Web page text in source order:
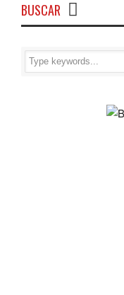
BUSCAR